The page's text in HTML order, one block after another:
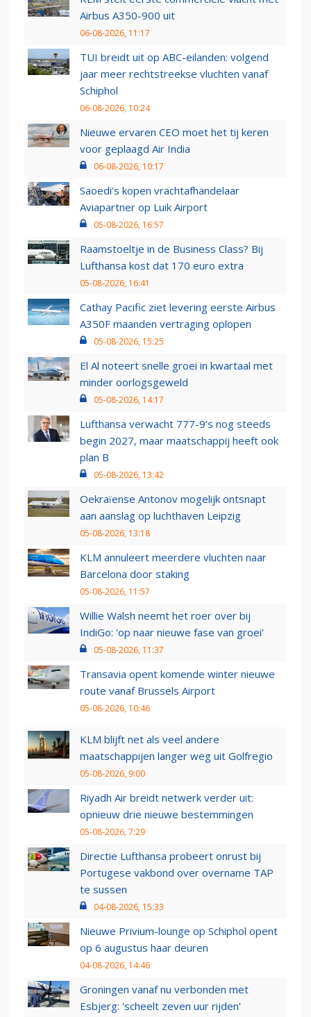
Airbus A350-900 uit
06-08-2026, 11:17
TUI breidt uit op ABC-eilanden: volgend
jaar meer rechtstreekse vluchten vanaf
Schiphol
06-08-2026, 10:24
Nieuwe ervaren CEO moet het tij keren
voor geplaagd Air India
06-08-2026, 10:17
Saoedi’s kopen vrachtafhandelaar
Aviapartner op Luik Airport
05-08-2026, 16:57
Raamstoeltje in de Business Class? Bij
Lufthansa kost dat 170 euro extra
05-08-2026, 16:41
Cathay Pacific ziet levering eerste Airbus
A350F maanden vertraging oplopen
05-08-2026, 15:25
El Al noteert snelle groei in kwartaal met
minder oorlogsgeweld
05-08-2026, 14:17
Lufthansa verwacht 777-9’s nog steeds
begin 2027, maar maatschappij heeft ook
plan B
05-08-2026, 13:42
Oekraïense Antonov mogelijk ontsnapt
aan aanslag op luchthaven Leipzig
05-08-2026, 13:18
KLM annuleert meerdere vluchten naar
Barcelona door staking
05-08-2026, 11:57
Willie Walsh neemt het roer over bij
IndiGo: 'op naar nieuwe fase van groei'
05-08-2026, 11:37
Transavia opent komende winter nieuwe
route vanaf Brussels Airport
05-08-2026, 10:46
KLM blijft net als veel andere
maatschappijen langer weg uit Golfregio
05-08-2026, 9:00
Riyadh Air breidt netwerk verder uit:
opnieuw drie nieuwe bestemmingen
05-08-2026, 7:29
Directie Lufthansa probeert onrust bij
Portugese vakbond over overname TAP
te sussen
04-08-2026, 15:33
Nieuwe Privium-lounge op Schiphol opent
op 6 augustus haar deuren
04-08-2026, 14:46
Groningen vanaf nu verbonden met
Esbjerg: 'scheelt zeven uur rijden'